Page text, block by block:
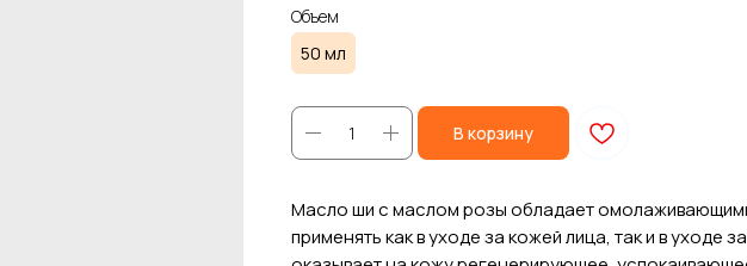
Объем
50 мл
В корзину
Масло ши с маслом розы обладает
применять как в уходе за кожей лица, так и в уходе